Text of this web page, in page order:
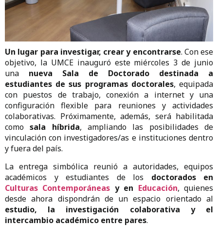
Un lugar para investigar, crear y encontrarse. Con ese
objetivo, la UMCE inauguró este miércoles 3 de junio
una nueva Sala de Doctorado destinada a
estudiantes de sus programas doctorales, equipada
con puestos de trabajo, conexión a internet y una
configuración flexible para reuniones y actividades
colaborativas. Próximamente, además, será habilitada
comosala híbrida, ampliando las posibilidades de
vinculación con investigadores/as e instituciones dentro
y fuera del país.
La entrega simbólica reunió a autoridades, equipos
académicos y estudiantes de los doctorados en
Culturas Contemporáneas y en Educación, quienes
desde ahora dispondrán de un espacio orientado al
estudio, la investigación colaborativa y el
intercambio académico entre pares.